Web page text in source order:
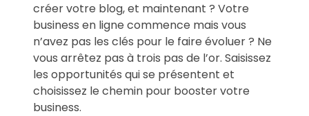
créer votre blog, et maintenant ? Votre
business en ligne commence mais vous
n’avez pas les clés pour le faire évoluer ? Ne
vous arrêtez pas à trois pas de l’or. Saisissez
les opportunités qui se présentent et
choisissez le chemin pour booster votre
business.